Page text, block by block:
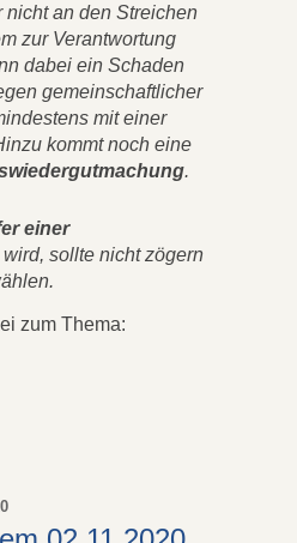
nicht an den Streichen
zur Verantwortung
dabei ein Schaden
gemeinschaftlicher
mit einer
kommt noch eine
.
einer
sollte nicht zögern
zum Thema: